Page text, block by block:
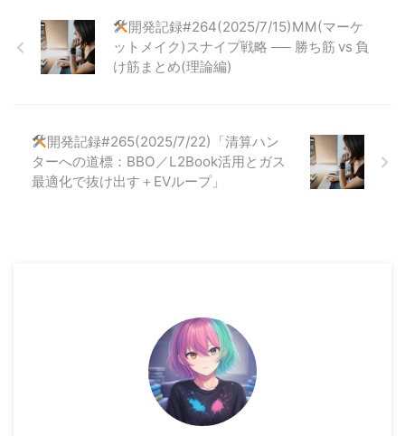
だけで見てはいけない 『ユーロ
危機の中の統一通貨』を読み終え
ました。 本書は、ユーロが ...
に docker login を行うス ...
出」に関する論文をベースにbot
開発の過程をまとめていきます。
Detecting Crypto Pump-and-
Noisehttps://t.co/ctCJEV1MBs—
よだか(夜鷹/yodaka)
(@yodakablog) March 22 ...
開発記録#264(2025/7/15)MM(マーケ
ットメイク)スナイプ戦略 ── 勝ち筋 vs 負
け筋まとめ(理論編)
開発記録#265(2025/7/22)「清算ハン
ターへの道標：BBO／L2Book活用とガス
最適化で抜け出す＋EVループ」